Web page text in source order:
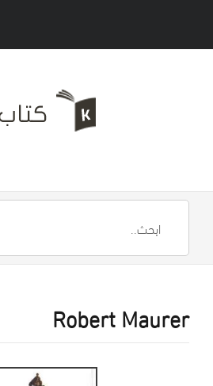
Robert Maurer